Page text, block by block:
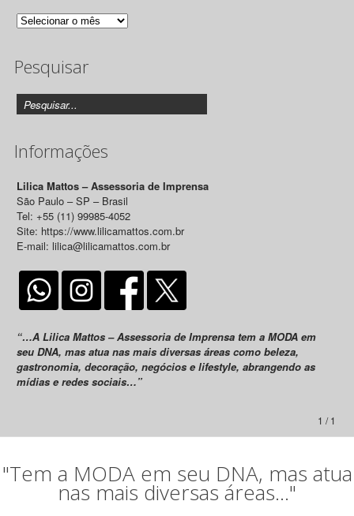
Arquivo
Releases
Pesquisar
Informações
Lilica Mattos – Assessoria de Imprensa
São Paulo – SP – Brasil
Tel: +55 (11) 99985-4052
Site: https://www.lilicamattos.com.br
E-mail: lilica@lilicamattos.com.br
“…A Lilica Mattos – Assessoria de Imprensa tem a MODA em
seu DNA, mas atua nas mais diversas áreas como beleza,
gastronomia, decoração, negócios e lifestyle, abrangendo as
mídias e redes sociais…”
1 / 1
"Tem a MODA em seu DNA, mas atua
nas mais diversas áreas..."